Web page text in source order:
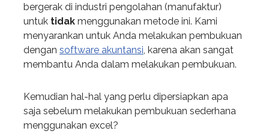
bergerak di industri pengolahan (manufaktur)
untuk tidak menggunakan metode ini. Kami
menyarankan untuk Anda melakukan pembukuan
dengan software akuntansi , karena akan sangat
membantu Anda dalam melakukan pembukuan.
Kemudian hal-hal yang perlu dipersiapkan apa
saja sebelum melakukan pembukuan sederhana
menggunakan excel?